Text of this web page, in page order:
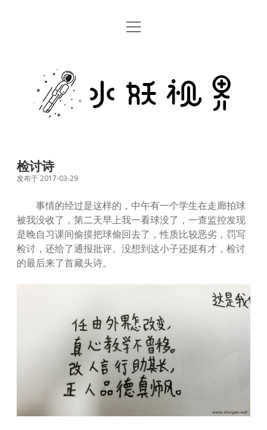
首页
关于
open
水
妖
视
检讨诗
发布于 2017-03-29
事情的经过是这样的，中午有一个学生在走廊拍球
被我没收了，第二天早上我一看球没了，一查监控发现
是晚自习课间偷摸把球偷回去了，性质比较恶劣，罚写
检讨，还给了通报批评。没想到这小子还挺有才，检讨
的最后来了首藏头诗。